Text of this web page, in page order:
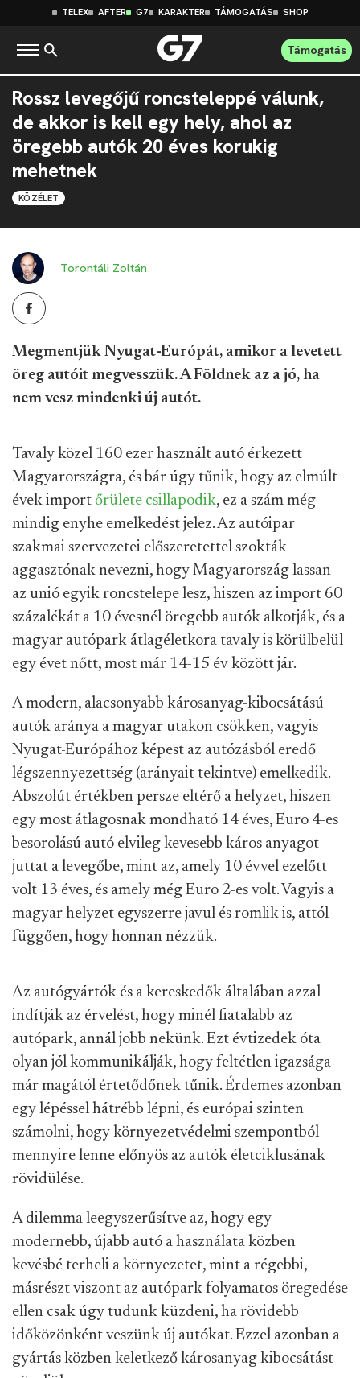
TELEX AFTER G7 KARAKTER TÁMOGATÁS SHOP
Támogatás
Rossz levegőjű roncsteleppé válunk,
de akkor is kell egy hely, ahol az
öregebb autók 20 éves korukig
mehetnek
KÖZÉLET
Torontáli Zoltán
Megmentjük Nyugat-Európát, amikor a levetett
öreg autóit megvesszük. A Földnek az a jó, ha
nem vesz mindenki új autót.
Tavaly közel 160 ezer használt autó érkezett
Magyarországra, és bár úgy tűnik, hogy az elmúlt
évek import őrülete csillapodik, ez a szám még
mindig enyhe emelkedést jelez. Az autóipar
szakmai szervezetei előszeretettel szokták
aggasztónak nevezni, hogy Magyarország lassan
az unió egyik roncstelepe lesz, hiszen az import 60
százalékát a 10 évesnél öregebb autók alkotják, és a
magyar autópark átlagéletkora tavaly is körülbelül
egy évet nőtt, most már 14-15 év között jár.
A modern, alacsonyabb károsanyag-kibocsátású
autók aránya a magyar utakon csökken, vagyis
Nyugat-Európához képest az autózásból eredő
légszennyezettség (arányait tekintve) emelkedik.
Abszolút értékben persze eltérő a helyzet, hiszen
egy most átlagosnak mondható 14 éves, Euro 4-es
besorolású autó elvileg kevesebb káros anyagot
juttat a levegőbe, mint az, amely 10 évvel ezelőtt
volt 13 éves, és amely még Euro 2-es volt. Vagyis a
magyar helyzet egyszerre javul és romlik is, attól
függően, hogy honnan nézzük.
Az autógyártók és a kereskedők általában azzal
indítják az érvelést, hogy minél fiatalabb az
autópark, annál jobb nekünk. Ezt évtizedek óta
olyan jól kommunikálják, hogy feltétlen igazsága
már magától értetődőnek tűnik. Érdemes azonban
egy lépéssel hátrébb lépni, és európai szinten
számolni, hogy környezetvédelmi szempontból
mennyire lenne előnyös az autók életciklusának
rövidülése.
A dilemma leegyszerűsítve az, hogy egy
modernebb, újabb autó a használata közben
kevésbé terheli a környezetet, mint a régebbi,
másrészt viszont az autópark folyamatos öregedése
ellen csak úgy tudunk küzdeni, ha rövidebb
időközönként veszünk új autókat. Ezzel azonban a
gyártás közben keletkező károsanyag kibocsátást